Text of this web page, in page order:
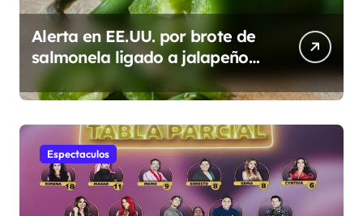
Alerta en EE.UU. por brote de
salmonela ligado a jalapeños
mexicanos; reportan 345
casos
Espectaculos